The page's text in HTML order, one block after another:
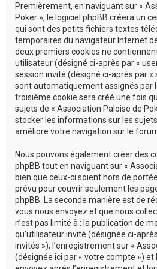
Premièrement, en naviguant sur «
Poker », le logiciel phpBB créera un
qui sont des petits fichiers textes
temporaires du navigateur Internet
deux premiers cookies ne
utilisateur (désigné ci-après par «
session invité (désigné ci-après par «
sont automatiquement assignés par
troisième cookie sera créé une fois
sujets de « Association Paloise de
stocker les informations sur les
améliore votre navigation sur le
Nous pouvons également créer des
phpBB tout en naviguant sur «
bien que ceux-ci soient hors de
prévu pour couvrir seulement les
phpBB. La seconde manière est de
vous nous envoyez et que nous
n’est pas limité à : la publication de
qu’utilisateur invité (désignée ci-
invités »), l’enregistrement sur «
(désignée ici par « votre compte ») et